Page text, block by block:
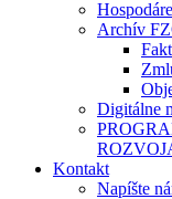
Archív
Digitálne
Kontakt
Napíšte